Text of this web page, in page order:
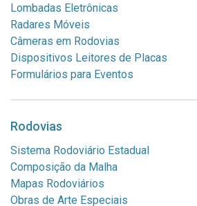
Lombadas Eletrônicas
Radares Móveis
Câmeras em Rodovias
Dispositivos Leitores de Placas
Formulários para Eventos
Rodovias
Sistema Rodoviário Estadual
Composição da Malha
Mapas Rodoviários
Obras de Arte Especiais